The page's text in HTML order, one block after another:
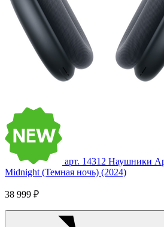
арт. 14312 Наушники
Midnight (Темная ночь) (2024)
38 999 ₽